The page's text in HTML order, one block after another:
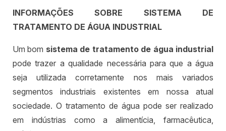
INFORMAÇÕES SOBRE SISTEMA DE
TRATAMENTO DE ÁGUA INDUSTRIAL
Um bom sistema de tratamento de água industrial
pode trazer a qualidade necessária para que a água
seja utilizada corretamente nos mais variados
segmentos industriais existentes em nossa atual
sociedade. O tratamento de água pode ser realizado
em indústrias como a alimentícia, farmacêutica,